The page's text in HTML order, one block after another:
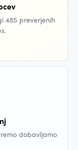
485 preverjenih
dobavljamo